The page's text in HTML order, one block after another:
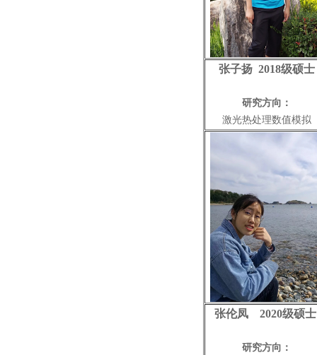
张子扬 2018级硕士
研究方向：
激光热处理数值模拟
张伦凤 2020级硕
研究方向：